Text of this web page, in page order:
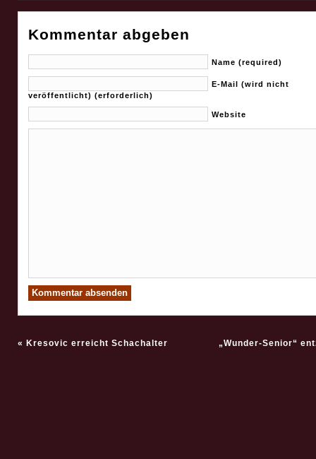
Kommentar abgeben
Name (required)
E-Mail (wird nicht
veröffentlicht) (erforderlich)
Website
« Kresovic erreicht Schachalter „Wunder-Senior“